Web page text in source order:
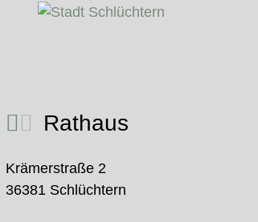
Rathaus
Krämerstraße 2
36381 Schlüchtern